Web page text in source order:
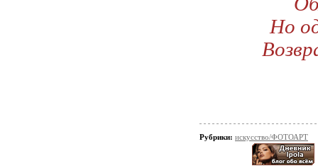
Но
Рубрики: искусство/ФОТОАРТ